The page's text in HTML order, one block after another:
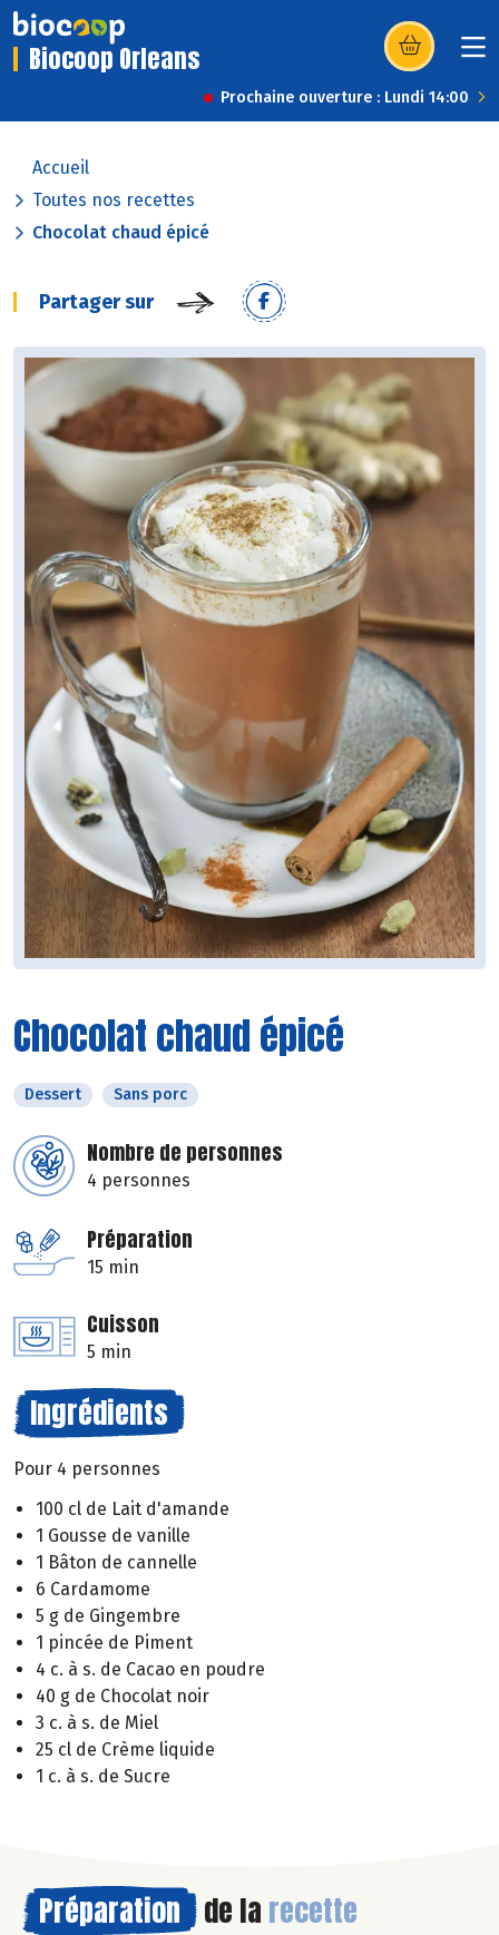
Biocoop Orleans (s’ouvre dans
Prochaine ouverture : Lundi 14:00
Accueil
Toutes nos recettes
Chocolat chaud épicé
Partager sur
Chocolat chaud épicé
Dessert Sans porc
Nombre de personnes
4 personnes
Préparation
15 min
Cuisson
5 min
Ingrédients
Pour 4 personnes
100 cl de Lait d'amande
1 Gousse de vanille
1 Bâton de cannelle
6 Cardamome
5 g de Gingembre
1 pincée de Piment
4 c. à s. de Cacao en poudre
40 g de Chocolat noir
3 c. à s. de Miel
25 cl de Crème liquide
1 c. à s. de Sucre
Préparation de la recette